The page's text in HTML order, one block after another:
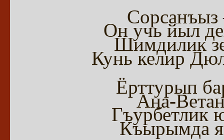
Он учь йыл
Шимдилик
Кунь келир
Ёрттурып
Ана-
Гъурбетлик
Къырымда